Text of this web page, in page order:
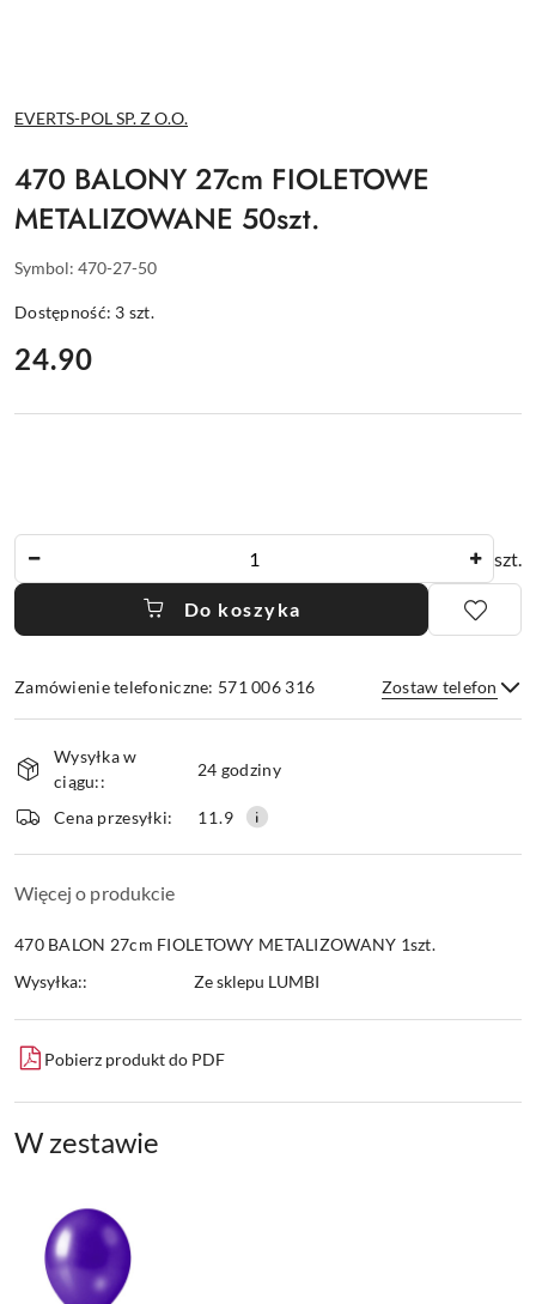
NAZWA
PRODUCENTA:
EVERTS-POL SP. Z O.O.
470 BALONY 27cm FIOLETOWE
METALIZOWANE 50szt.
Symbol: 470-27-50
Dostępność: 3 szt.
cena:
24.90
szt.
Do koszyka
Zamówienie telefoniczne: 571 006 316 Zostaw telefon
i
dostawa
Wysyłka w
ciągu::
24 godziny
Cena przesyłki: 11.9
Więcej o produkcie
470 BALON 27cm FIOLETOWY METALIZOWANY 1szt.
Wysyłka::
Ze sklepu LUMBI
Pobierz produkt do PDF
W zestawie